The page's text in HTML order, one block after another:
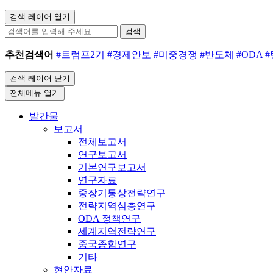
검색 레이어 열기
검색
추천검색어 #트럼프2기 #경제안보 #미중경쟁 #반도체 #ODA #
검색 레이어 닫기
전체메뉴 열기
발간물
보고서
전체보고서
연구보고서
기본연구보고서
연구자료
중장기통상전략연구
전략지역심층연구
ODA 정책연구
세계지역전략연구
중국종합연구
기타
현안자료